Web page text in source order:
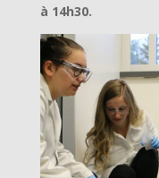
à 14h30.